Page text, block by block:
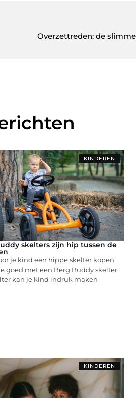
Overzettreden: de
KINDEREN
skelters zijn hip tussen de
je kind een hippe skelter kopen
goed met een Berg Buddy skelter.
kan je kind indruk maken
KINDEREN